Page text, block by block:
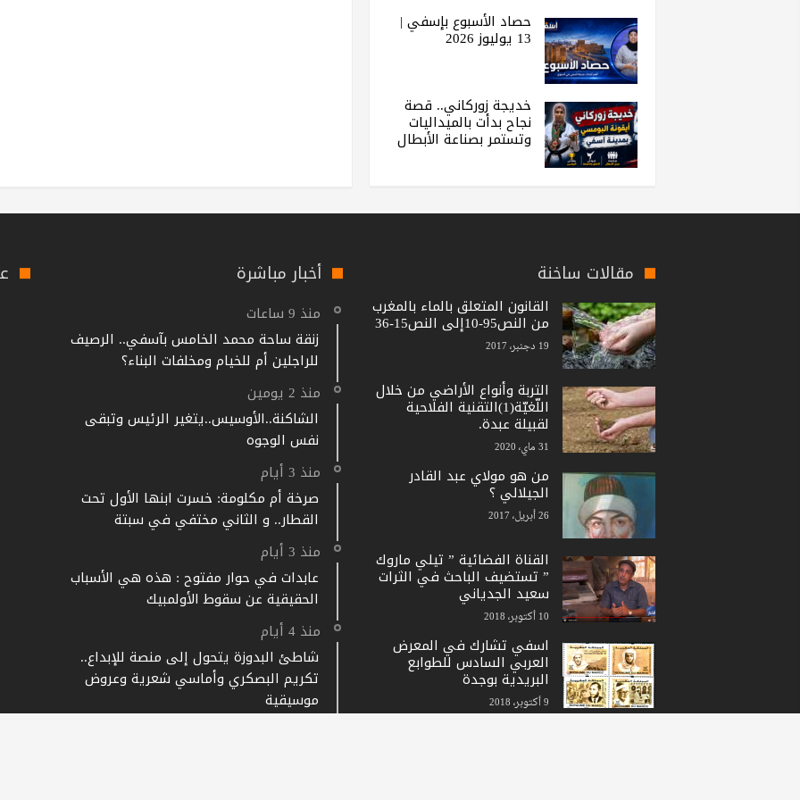
حصاد الأسبوع بإسفي |
13 يوليوز 2026
خديجة زوركاني.. قصة
نجاح بدأت بالميداليات
وتستمر بصناعة الأبطال
مقالات ساخنة
القانون المتعلق بالماء بالمغرب
من النص95-10إلى النص15-36
19 دجنبر، 2017
التربة وأنواع الأراضي من خلال
اللّغيّة(1)التقنية الفلاحية
لقبيلة عبدة.
31 ماي، 2020
من هو مولاي عبد القادر
الجيلالي ؟
26 أبريل، 2017
القناة الفضائية ” تيلي ماروك
” تستضيف الباحث في الثرات
سعيد الجدياني
10 أكتوبر، 2018
اسفي تشارك في المعرض
العربي السادس للطوابع
البريدية بوجدة
9 أكتوبر، 2018
أخبار مباشرة
منذ 9 ساعات
زنقة ساحة محمد الخامس بآسفي.. الرصيف
للراجلين أم للخيام ومخلفات البناء؟
منذ 2 يومين
الشاكنة..الأوسيس..يتغير الرئيس وتبقى
نفس الوجوه
منذ 3 أيام
صرخة أم مكلومة: خسرت ابنها الأول تحت
القطار.. و الثاني مختفي في سبتة
منذ 3 أيام
عابدات في حوار مفتوح : هذه هي الأسباب
الحقيقية عن سقوط الأولمبيك
منذ 4 أيام
شاطئ البدوزة يتحول إلى منصة للإبداع..
تكريم البصكري وأماسي شعرية وعروض
موسيقية